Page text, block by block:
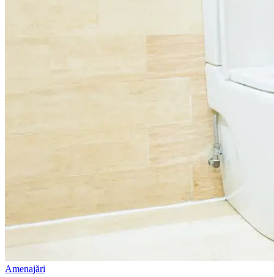
Amenajări